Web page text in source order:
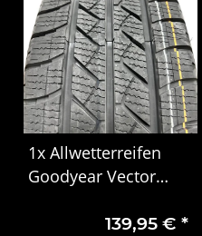
1x Allwetterreifen
Goodyear Vector
215/65R16C 106/104T
139,95 € *